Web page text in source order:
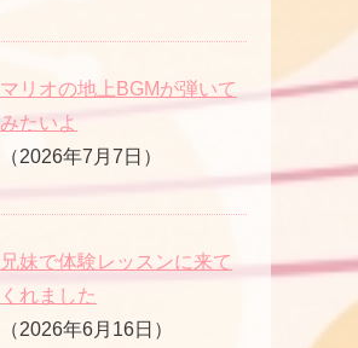
マリオの地上BGMが弾いて
みたいよ
（2026年7月7日）
兄妹で体験レッスンに来て
くれました
（2026年6月16日）